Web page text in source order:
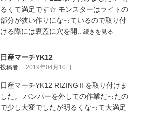
るくて満足です☆ モンスターはライトの
部分が狭い作りになっているので取り付
ける際には裏蓋に穴を開.. 続きを見る
日産マーチYK12
投稿者 2019年04月10日
日産マーチYK12 RIZINGⅡを取り付けま
した。 バンパーを外しての作業だったの
で少し大変でしたが明るくなって大満足